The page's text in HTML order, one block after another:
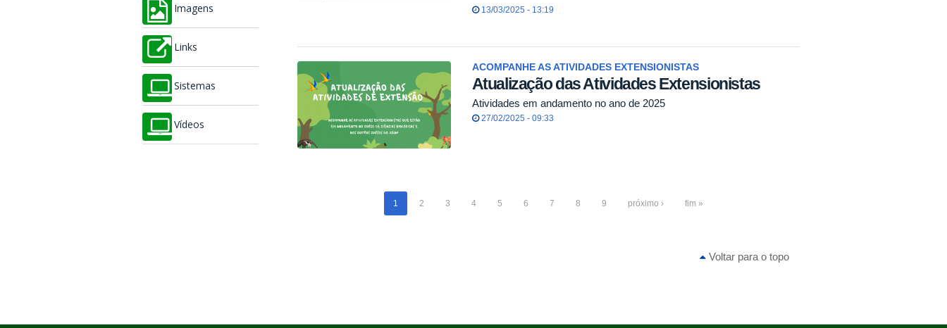
Imagens
Links
Sistemas
Vídeos
13/03/2025 - 13:19
ACOMPANHE AS ATIVIDADES EXTENSIONISTAS
Atualização das Atividades Extensionistas
Atividades em andamento no ano de 2025
27/02/2025 - 09:33
1 2 3 4 5 6 7 8 9 próximo › fim »
Voltar para o topo